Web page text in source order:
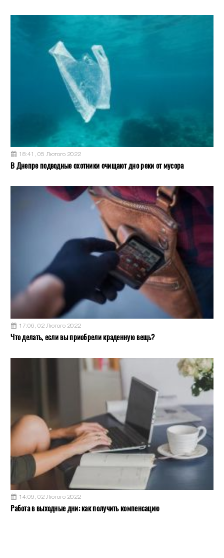
18:41, 05 Лютого 2022
В Днепре подводные охотники очищают дно реки от мусора
17:06, 02 Лютого 2022
Что делать, если вы приобрели краденную вещь?
14:09, 02 Лютого 2022
Работа в выходные дни: как получить компенсацию